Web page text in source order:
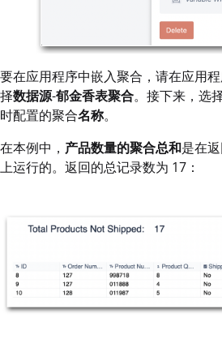
要在应用程序中嵌入聚合，请在应用
择数据源-郁金香表聚合。接下来，选
时配置的聚合名称。
在本例中， 产品数量的聚合总和是在
上运行的。返回的总记录数为 17：